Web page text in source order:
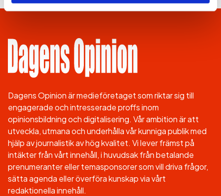
Dagens Opinion är medieföretaget som riktar sig till
engagerade och intresserade proffs inom
opinionsbildning och digitalisering. Vår ambition är att
utveckla, utmana och underhålla vår kunniga publik med
hjälp av journalistik av hög kvalitet. Vi lever främst på
intäkter från vårt innehåll, i huvudsak från betalande
prenumeranter eller temasponsorer som vill driva frågor,
sätta agenda eller överföra kunskap via vårt
redaktionella innehåll.